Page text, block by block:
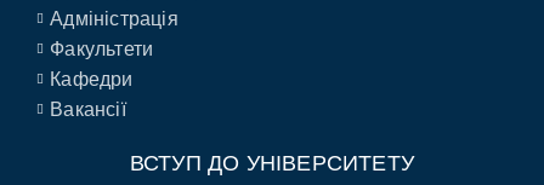
Адміністрація
Факультети
Кафедри
Вакансії
ВСТУП ДО УНІВЕРСИТЕТУ